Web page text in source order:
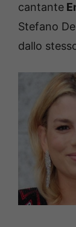
cantante
Stefano
dallo